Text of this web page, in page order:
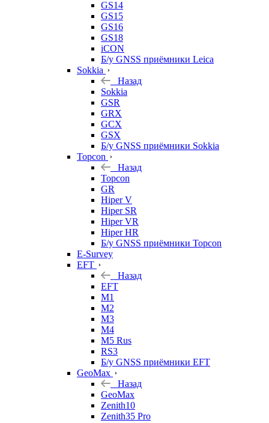
GS14
GS15
GS16
GS18
iCON
Б/у GNSS приёмники Leica
Sokkia
Назад
Sokkia
GSR
GRX
GCX
GSX
Б/у GNSS приёмники Sokkia
Topcon
Назад
Topcon
GR
Hiper V
Hiper SR
Hiper VR
Hiper HR
Б/у GNSS приёмники Topcon
E-Survey
EFT
Назад
EFT
M1
M2
M3
M4
M5 Rus
RS3
Б/у GNSS приёмники EFT
GeoMax
Назад
GeoMax
Zenith10
Zenith35 Pro